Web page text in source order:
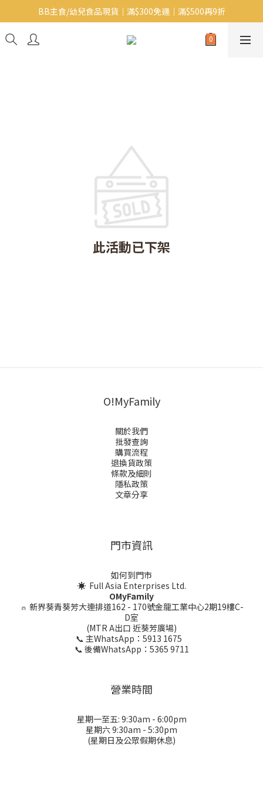
Baby J 意大利有機無麩質動物通粉 清貨平賣中!!
BB主食/幼兒食品現貨｜滿$300免運｜滿$500再9折
Baby J 有機蝴蝶麵熱賣中!
此活動已下架
O!MyFamily
關於我們
批發查詢
購買流程
退換貨政策
條款及細則
隱私政策
文章分享
門市資訊
如何到門市
☀ Full Asia Enterprises Ltd.
OMyFamily
⍝ 新界葵青葵芳大連排道162 - 170號金龍工業中心2期19樓C-
D室
(MTR A出口 近葵芳廣場)
📞 主WhatsApp：5913 1675
📞 後備WhatsApp：5365 9711
營業時間
星期一至五: 9:30am - 6:00pm
星期六 9:30am - 5:30pm
(星期日及公眾假期休息)